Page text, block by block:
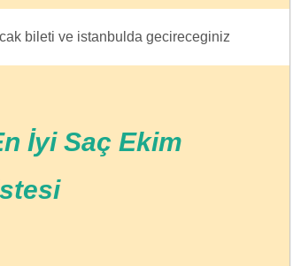
bileti ve istanbulda gecireceginiz
İyi Saç Ekim